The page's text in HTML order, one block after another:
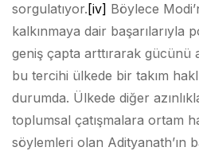
sorgulatıyor. [iv] Böylece
kalkınmaya dair başarılarıyla
geniş çapta arttırarak gücünü
bu tercihi ülkede bir takım
durumda. Ülkede diğer
toplumsal çatışmalara ortam
söylemleri olan Adityanath’ın